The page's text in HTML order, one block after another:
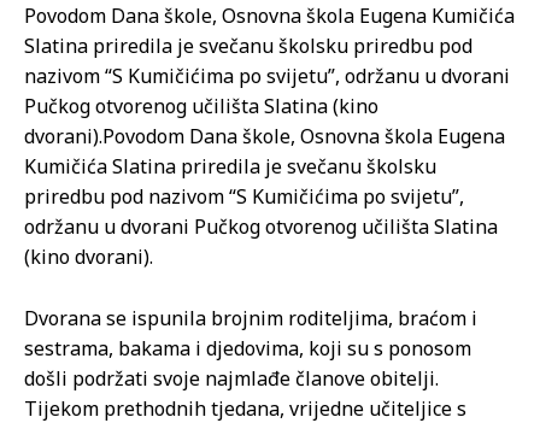
Povodom Dana škole, Osnovna škola Eugena Kumičića
Slatina priredila je svečanu školsku priredbu pod
nazivom “S Kumičićima po svijetu”, održanu u dvorani
Pučkog otvorenog učilišta Slatina (kino
dvorani).Povodom Dana škole, Osnovna škola Eugena
Kumičića Slatina priredila je svečanu školsku
priredbu pod nazivom “S Kumičićima po svijetu”,
održanu u dvorani Pučkog otvorenog učilišta Slatina
(kino dvorani).
Dvorana se ispunila brojnim roditeljima, braćom i
sestrama, bakama i djedovima, koji su s ponosom
došli podržati svoje najmlađe članove obitelji.
Tijekom prethodnih tjedana, vrijedne učiteljice s